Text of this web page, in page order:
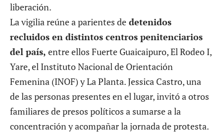
liberación.
La vigilia reúne a parientes de detenidos
recluidos en distintos centros penitenciarios
del país, entre ellos Fuerte Guaicaipuro, El Rodeo I,
Yare, el Instituto Nacional de Orientación
Femenina (INOF) y La Planta. Jessica Castro, una
de las personas presentes en el lugar, invitó a otros
familiares de presos políticos a sumarse a la
concentración y acompañar la jornada de protesta.